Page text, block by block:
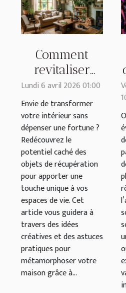
Comment
revitaliser
votre espace
avec des
objets de
récupération ?
Lundi 6 avril 2026 01:00
Envie de transformer
votre intérieur sans
dépenser une fortune ?
Redécouvrez le
potentiel caché des
objets de récupération
pour apporter une
touche unique à vos
espaces de vie. Cet
article vous guidera à
travers des idées
créatives et des astuces
pratiques pour
métamorphoser votre
maison grâce à...